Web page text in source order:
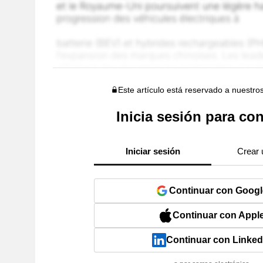
Este artículo está reservado a
Inicia sesión para
Iniciar sesión Crear
Continuar con
Continuar con
Continuar con